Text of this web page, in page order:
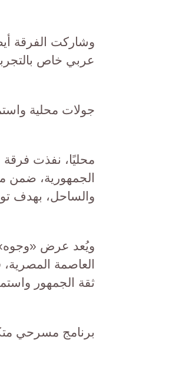
وشاركت الفرقة
عربي خاص
جولات محلية
محليًا، نفذت
الجمهورية، ضمن
والساحل، بهدف
ويُعد عرض «وجوه»
العاصمة
ثقة الجمهور
برنامج مسرحي